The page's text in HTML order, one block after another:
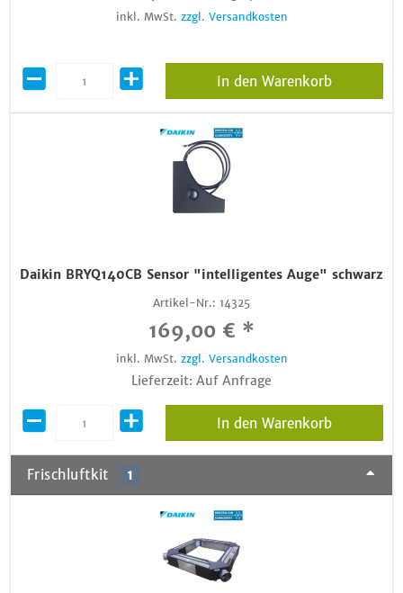
inkl. MwSt. zzgl. Versandkosten
In den Warenkorb
Daikin BRYQ140CB Sensor "intelligentes Auge" schwarz
Artikel-Nr.: 14325
169,00 € *
inkl. MwSt. zzgl. Versandkosten
Lieferzeit: Auf Anfrage
In den Warenkorb
Frischluftkit 1